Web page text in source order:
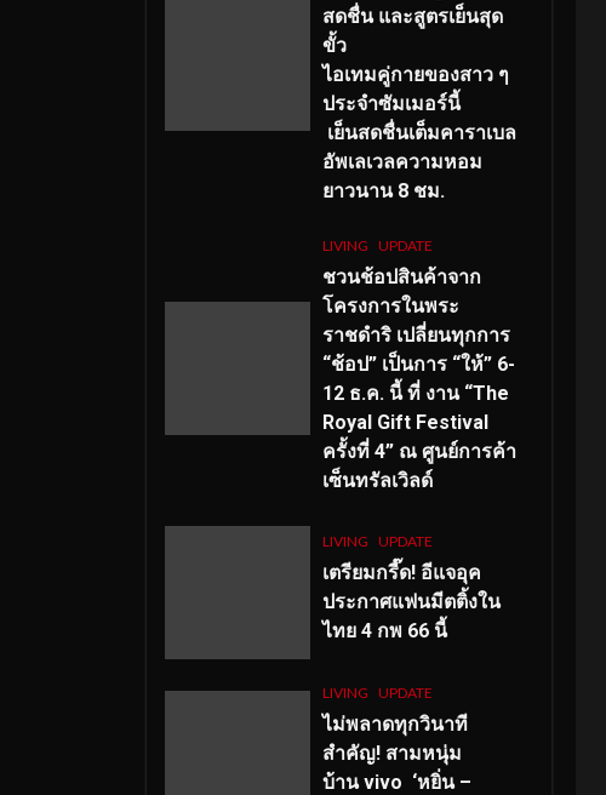
สดชื่น และสูตรเย็นสุด
ขั้ว
ไอเทมคู่กายของสาว ๆ
ประจำซัมเมอร์นี้
เย็นสดชื่นเต็มคาราเบล
อัพเลเวลความหอม
ยาวนาน 8 ชม.
LIVING UPDATE
ชวนช้อปสินค้าจาก
โครงการในพระ
ราชดำริ เปลี่ยนทุกการ
“ช้อป” เป็นการ “ให้” 6-
12 ธ.ค. นี้ ที่ งาน “The
Royal Gift Festival
ครั้งที่ 4” ณ ศูนย์การค้า
เซ็นทรัลเวิลด์
LIVING UPDATE
เตรียมกรี๊ด! อีแจอุค
ประกาศแฟนมีตติ้งใน
ไทย 4 กพ 66 นี้
LIVING UPDATE
ไม่พลาดทุกวินาที
สำคัญ! สามหนุ่ม
บ้าน vivo ‘หยิ่น –